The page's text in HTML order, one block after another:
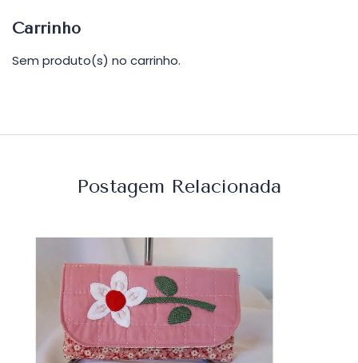
Carrinho
Sem produto(s) no carrinho.
Postagem Relacionada